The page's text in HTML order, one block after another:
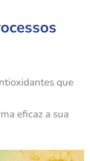
que
eficaz a sua